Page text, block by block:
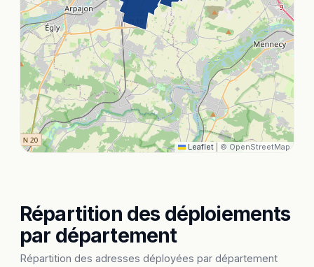
Leaflet © OpenStreetMap
Répartition des déploiements
par département
Répartition des adresses déployées par département